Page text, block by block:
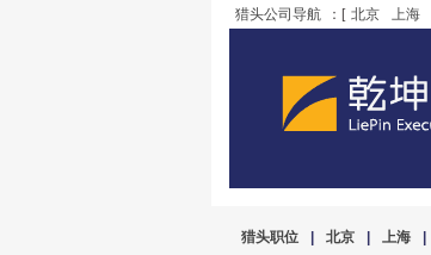
猎头公司导航 ：[ 北京 上海
猎头职位 北京 上海